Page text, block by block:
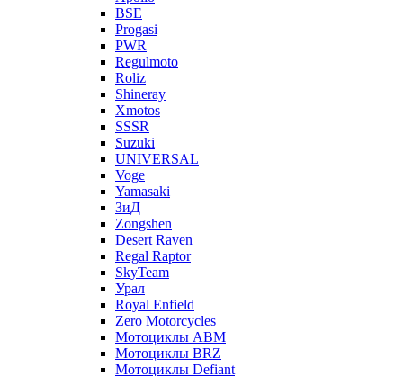
BSE
Progasi
PWR
Regulmoto
Roliz
Shineray
Xmotos
SSSR
Suzuki
UNIVERSAL
Voge
Yamasaki
ЗиД
Zongshen
Desert Raven
Regal Raptor
SkyTeam
Урал
Royal Enfield
Zero Motorcycles
Мотоциклы ABM
Мотоциклы BRZ
Мотоциклы Defiant